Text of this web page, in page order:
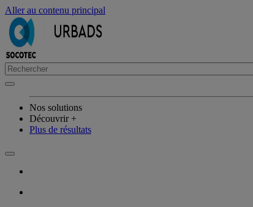
Aller au contenu principal
Nos solutions
Découvrir +
Plus de résultats